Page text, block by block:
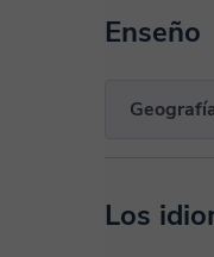
Enseño
Los